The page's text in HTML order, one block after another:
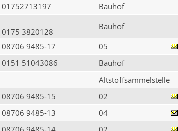
01752713197
Bauhof
0175 3820128
Bauhof
08706 9485-17 05
0151 51043086
Bauhof
Altstoffsammelstelle
08706 9485-15 02
08706 9485-13 04